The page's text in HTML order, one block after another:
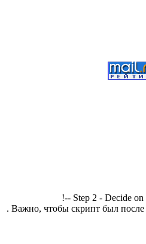
!-- Step 2 - Decide
. Важно, чтобы скрипт был